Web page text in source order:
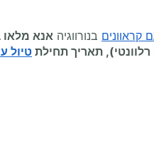
קראוונים בנורווגיה אנא מלאו
תאריך תחילתטיול